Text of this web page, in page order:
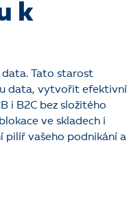
k
data. Tato starost
data, vytvořit efektivní
i B2C bez složitého
ve skladech i
pilíř vašeho podnikání a